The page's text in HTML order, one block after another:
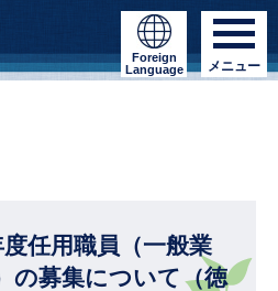
Foreign
Language
メニュー
任用職員（一般業
の募集について（徳